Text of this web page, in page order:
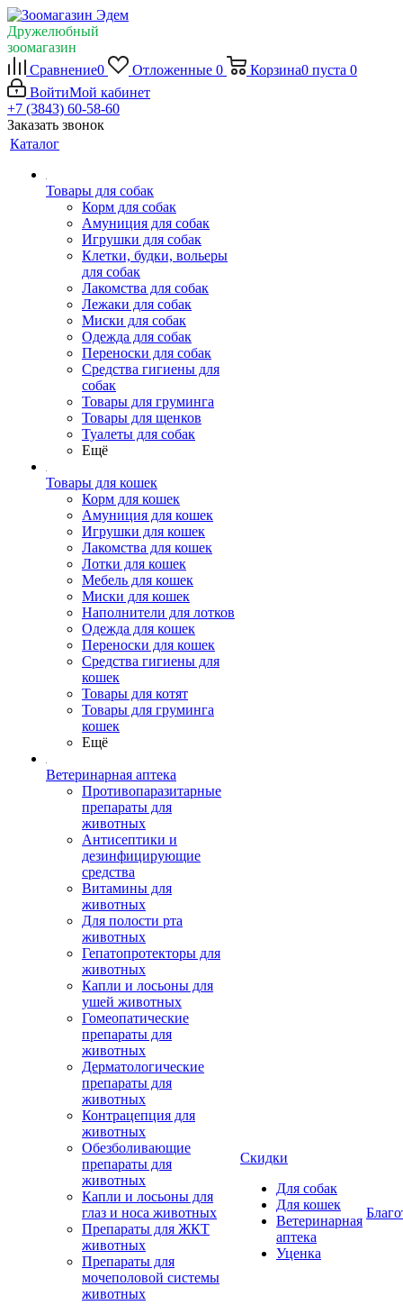
Дружелюбный
зоомагазин
Сравнение0 Отложенные 0 Корзина0 пуста 0
ВойтиМой кабинет
+7 (3843) 60-58-60
Заказать звонок
Каталог
Товары для собак
Корм для собак
Амуниция для собак
Игрушки для собак
Клетки, будки, вольеры
для собак
Лакомства для собак
Лежаки для собак
Миски для собак
Одежда для собак
Переноски для собак
Средства гигиены для
собак
Товары для груминга
Товары для щенков
Туалеты для собак
Ещё
Товары для кошек
Корм для кошек
Амуниция для кошек
Игрушки для кошек
Лакомства для кошек
Лотки для кошек
Мебель для кошек
Миски для кошек
Наполнители для лотков
Одежда для кошек
Переноски для кошек
Средства гигиены для
кошек
Товары для котят
Товары для груминга
кошек
Ещё
Ветеринарная аптека
Противопаразитарные
препараты для
животных
Антисептики и
дезинфицирующие
средства
Витамины для
животных
Для полости рта
животных
Гепатопротекторы для
животных
Капли и лосьоны для
ушей животных
Гомеопатические
препараты для
животных
Дерматологические
препараты для
животных
Контрацепция для
животных
Обезболивающие
препараты для
животных
Капли и лосьоны для
глаз и носа животных
Препараты для ЖКТ
животных
Препараты для
мочеполовой системы
животных
Скидки
Для собак
Для кошек
Ветеринарная
аптека
Уценка